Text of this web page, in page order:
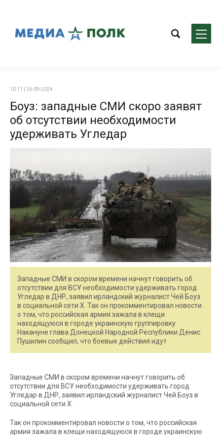
10:11 | 26-09-2024
Боуз: западные СМИ скоро заявят
об отсутствии необходимости
удерживать Угледар
Западные СМИ в скором времени начнут говорить об
отсутствии для ВСУ необходимости удерживать город
Угледар в ДНР, заявил ирландский журналист Чей Боуз
в социальной сети X. Так он прокомментировал новости
о том, что российская армия зажала в клещи
находящуюся в городе украинскую группировку.
Накануне глава Донецкой Народной Республики Денис
Пушилин сообщил, что боевые действия идут
Западные СМИ в скором времени начнут говорить об
отсутствии для ВСУ необходимости удерживать город
Угледар в ДНР, заявил ирландский журналист Чей Боуз в
социальной сети X.
Так он прокомментировал новости о том, что российская
армия зажала в клещи находящуюся в городе украинскую